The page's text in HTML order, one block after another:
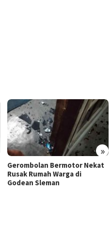
»
Gerombolan Bermotor Nekat
Rusak Rumah Warga di
Godean Sleman